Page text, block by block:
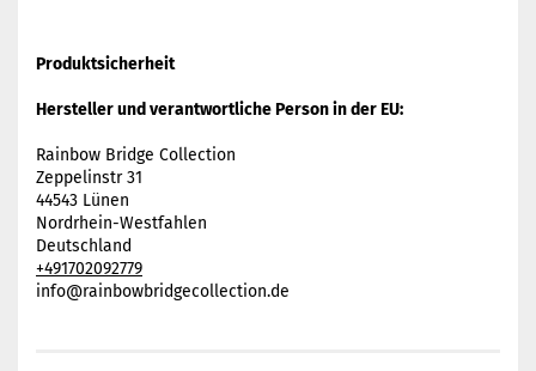
Produktsicherheit
Hersteller und verantwortliche Person in der EU:
Rainbow Bridge Collection
Zeppelinstr 31
44543 Lünen
Nordrhein-Westfahlen
Deutschland
+491702092779
info@rainbowbridgecollection.de